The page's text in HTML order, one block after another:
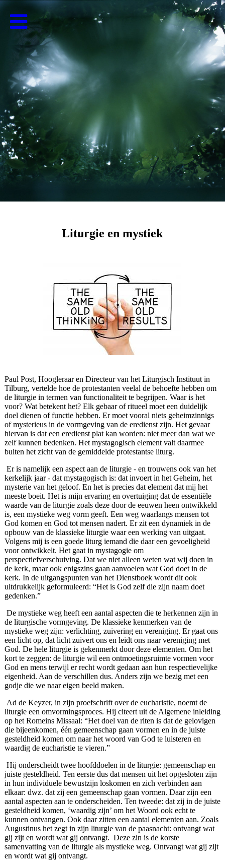
Liturgie en mystiek
Paul Post, Hoogleraar en Directeur van het Liturgisch Instituut in
Tilburg, vertelde hoe de protestanten veelal de behoefte hebben om
de liturgie in termen van functionaliteit te begrijpen. Waar is het
voor? Wat betekent het? Elk gebaar of ritueel moet een duidelijk
doel dienen of functie hebben. Er moet vooral niets geheimzinnigs
of mysterieus in de vormgeving van de eredienst zijn. Het gevaar
hiervan is dat een eredienst plat kan worden: niet meer dan wat we
zelf kunnen bedenken. Het mystagogisch element valt daarmee
buiten het zicht van de gemiddelde protestantse liturg.
Er is namelijk een aspect aan de liturgie - en trouwens ook van het
kerkelijk jaar - dat mystagogisch is: dat invoert in het Geheim, het
mysterie van het geloof. En het is precies dat element dat mij het
meeste boeit. Het is mijn ervaring en overtuiging dat de essentiële
waarde van de liturgie zoals deze door de eeuwen heen ontwikkeld
is, een mystieke weg vorm geeft. Een weg waarlangs mensen tot
God komen en God tot mensen nadert. Er zit een dynamiek in de
opbouw van de klassieke liturgie waar een werking van uitgaat.
Volgens mij is een goede liturg iemand die daar een gevoeligheid
voor ontwikkelt. Het gaat in mystagogie om
perspectiefverschuiving. Dat we niet alleen weten wat wij doen in
de kerk, maar ook enigszins gaan aanvoelen wat God doet in de
kerk. In de uitgangspunten van het Dienstboek wordt dit ook
uitdrukkelijk geformuleerd: “Het is God zelf die zijn naam doet
gedenken.”
De mystieke weg heeft een aantal aspecten die te herkennen zijn in
de liturgische vormgeving. De klassieke kenmerken van de
mystieke weg zijn: verlichting, zuivering en vereniging. Er gaat ons
een licht op, dat licht zuivert ons en leidt ons naar vereniging met
God. De hele liturgie is gekenmerkt door deze elementen. Om het
kort te zeggen: de liturgie wil een ontmoetingsruimte vormen voor
God en mens terwijl er recht wordt gedaan aan hun respectievelijke
eigenheid. Aan de verschillen dus. Anders zijn we bezig met een
godje die we naar eigen beeld maken.
Ad de Keyzer, in zijn proefschrift over de eucharistie, noemt de
liturgie een omvormingsproces. Hij citeert uit de Algemene inleiding
op het Romeins Missaal: “Het doel van de riten is dat de gelovigen
die bijeenkomen, één gemeenschap gaan vormen en in de juiste
gesteldheid komen om naar het woord van God te luisteren en
waardig de eucharistie te vieren.”
Hij onderscheidt twee hoofddoelen in de liturgie: gemeenschap en
juiste gesteldheid. Ten eerste dus dat mensen uit het opgesloten zijn
in hun individuele bewustzijn loskomen en zich verbinden aan
elkaar: dwz. dat zij een gemeenschap gaan vormen. Daar zijn een
aantal aspecten aan te onderscheiden. Ten tweede: dat zij in de juiste
gesteldheid komen, ‘waardig zijn’ om het Woord ook echt te
kunnen ontvangen. Ook daar zitten een aantal elementen aan. Zoals
Augustinus het zegt in zijn liturgie van de paasnacht: ontvangt wat
gij zijt en wordt wat gij ontvangt. Deze zin is de korste
samenvatting van de liturgie als mystieke weg. Ontvangt wat gij zijt
en wordt wat gij ontvangt.